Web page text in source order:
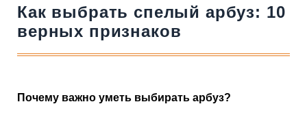
Как выбрать спелый арбуз: 10
верных признаков
Почему важно уметь выбирать арбуз?